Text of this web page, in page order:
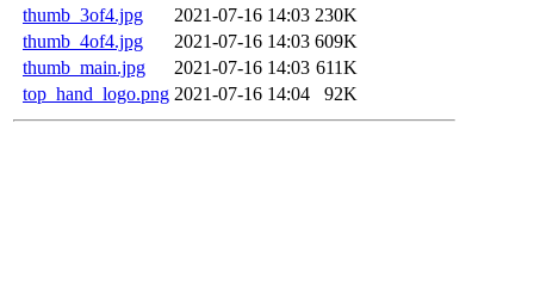
thumb_3of4.jpg
2021-07-16 14:03 230K
thumb_4of4.jpg
2021-07-16 14:03 609K
thumb_main.jpg
2021-07-16 14:03 611K
top_hand_logo.png 2021-07-16 14:04 92K